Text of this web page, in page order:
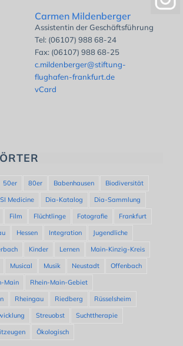
Carmen Mildenberger
Assistentin der Geschäftsführung
Tel: (06107) 988 68-24
Fax: (06107) 988 68-25
c.mildenberger@stiftung-
flughafen-frankfurt.de
vCard
50er 80er Babenhausen
Biodiversität
Medicine Dia-Katalog
Dia-Sammlung
Film Flüchtlinge Fotografie
Frankfurt
Hessen Integration
Jugendliche
Kinder Lernen
Main-Kinzig-Kreis
Musical Musik Neustadt
Offenbach
Main
Rhein-Main-Gebiet
Rheingau Riedberg
Rüsselsheim
Streuobst
Suchttherapie
Ökologisch